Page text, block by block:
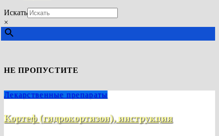
Искать
×
НЕ ПРОПУСТИТЕ
Лекарственные препараты
Кортеф (гидрокортизон), инструкция